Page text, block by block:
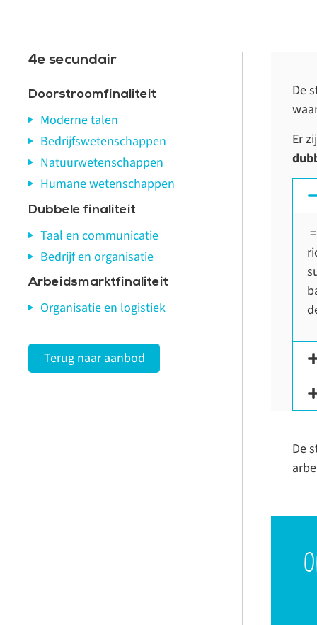
4e secundair
Doorstroomfinaliteit
Moderne talen
Bedrijfswetenschappen
Natuurwetenschappen
Humane wetenschappen
Dubbele finaliteit
Taal en communicatie
Bedrijf en organisatie
Arbeidsmarktfinaliteit
Organisatie en logistiek
Terug naar aanbod
De
Er
De